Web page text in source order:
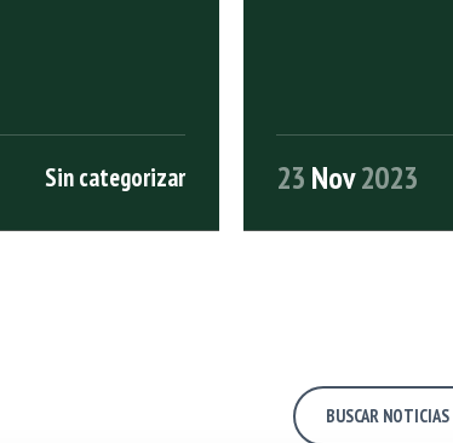
Sin categorizar 23 Nov2023